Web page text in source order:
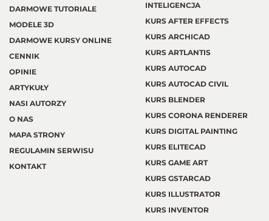
DARMOWE TUTORIALE
MODELE 3D
DARMOWE KURSY ONLINE
CENNIK
OPINIE
ARTYKUŁY
NASI AUTORZY
O NAS
MAPA STRONY
REGULAMIN SERWISU
KONTAKT
INTELIGENCJA
KURS AFTER EFFECTS
KURS ARCHICAD
KURS ARTLANTIS
KURS AUTOCAD
KURS AUTOCAD CIVIL
KURS BLENDER
KURS CORONA RENDERER
KURS DIGITAL PAINTING
KURS ELITECAD
KURS GAME ART
KURS GSTARCAD
KURS ILLUSTRATOR
KURS INVENTOR